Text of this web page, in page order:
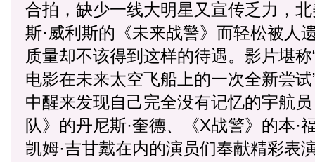
合拍，缺少一线大明星又宣传乏力，
斯·威利斯的《未来战警》而轻松被人
质量却不该得到这样的待遇。影片堪
电影在未来太空飞船上的一次全新尝
中醒来发现自己完全没有记忆的宇航
队》的丹尼斯·奎德、《X战警》的本·
凯姆·吉甘戴在内的演员们奉献精彩表